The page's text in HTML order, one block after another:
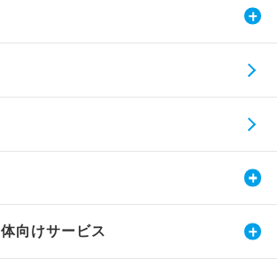
向けサービス